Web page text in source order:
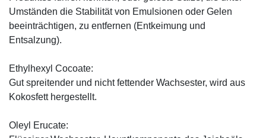
Umständen die Stabilität von Emulsionen oder Gelen
beeinträchtigen, zu entfernen (Entkeimung und
Entsalzung).
Ethylhexyl Cocoate:
Gut spreitender und nicht fettender Wachsester, wird aus
Kokosfett hergestellt.
Oleyl Erucate: